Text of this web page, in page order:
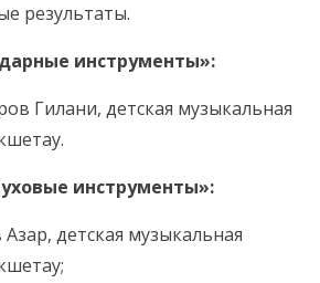
результаты.
инструменты»:
Гилани, детская музыкальная
инструменты»:
детская музыкальная